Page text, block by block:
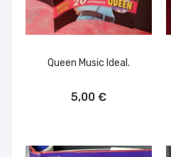
Queen Music Ideal.
5,00 €